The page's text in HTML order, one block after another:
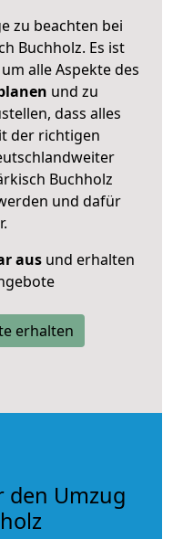
zu beachten bei
Buchholz. Es ist
alle Aspekte des
und zu
dass alles
der richtigen
Buchholz
und dafür
ausund erhalten
erhalten
den Umzug